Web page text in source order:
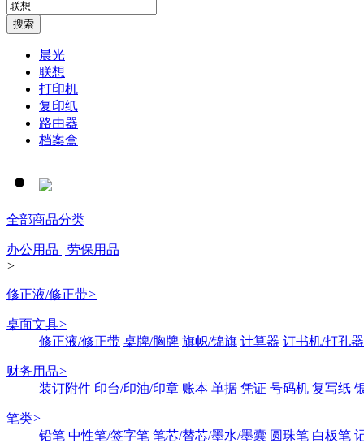
晨光
联想
打印机
复印纸
路由器
档案盒
全部商品分类
办公用品 | 劳保用品
>
修正液/修正带>
桌面文具>
修正液/修正带 桌牌/胸牌 旗帜/锦旗 计算器 订书机/打孔器
财务用品>
装订附件 印台/印油/印章 账本 单据 凭证 号码机 复写纸
笔类>
铅笔 中性笔/签字笔 笔芯/替芯/墨水/墨囊 圆珠笔 白板笔